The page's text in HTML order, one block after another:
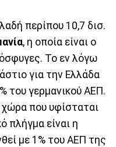
περίπου 10,7 δισ.
, η οποία είναι ο
Το εν λόγω
για την Ελλάδα
του γερμανικού ΑΕΠ.
που υφίσταται
πλήγμα είναι η
με 1% του ΑΕΠ της